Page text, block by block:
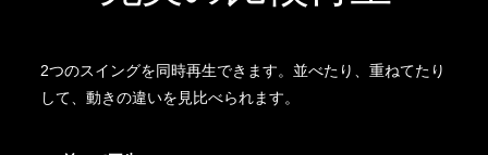
2つのスイングを同時再生できます。並べたり、重ねてたり
して、動きの違いを見比べられます。